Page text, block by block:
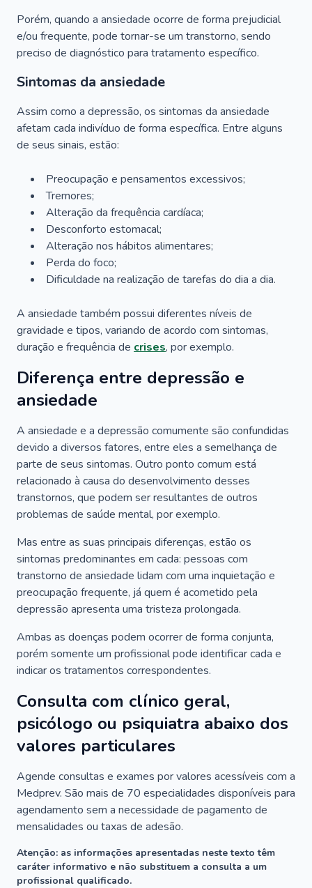
Porém, quando a ansiedade ocorre de forma prejudicial
e/ou frequente, pode tornar-se um transtorno, sendo
preciso de diagnóstico para tratamento específico.
Sintomas da ansiedade
Assim como a depressão, os sintomas da ansiedade
afetam cada indivíduo de forma específica. Entre alguns
de seus sinais, estão:
Preocupação e pensamentos excessivos;
Tremores;
Alteração da frequência cardíaca;
Desconforto estomacal;
Alteração nos hábitos alimentares;
Perda do foco;
Dificuldade na realização de tarefas do dia a dia.
A ansiedade também possui diferentes níveis de
gravidade e tipos, variando de acordo com sintomas,
duração e frequência de crises, por exemplo.
Diferença entre depressão e
ansiedade
A ansiedade e a depressão comumente são confundidas
devido a diversos fatores, entre eles a semelhança de
parte de seus sintomas. Outro ponto comum está
relacionado à causa do desenvolvimento desses
transtornos, que podem ser resultantes de outros
problemas de saúde mental, por exemplo.
Mas entre as suas principais diferenças, estão os
sintomas predominantes em cada: pessoas com
transtorno de ansiedade lidam com uma inquietação e
preocupação frequente, já quem é acometido pela
depressão apresenta uma tristeza prolongada.
Ambas as doenças podem ocorrer de forma conjunta,
porém somente um profissional pode identificar cada e
indicar os tratamentos correspondentes.
Consulta com clínico geral,
psicólogo ou psiquiatra abaixo dos
valores particulares
Agende consultas e exames por valores acessíveis com a
Medprev. São mais de 70 especialidades disponíveis para
agendamento sem a necessidade de pagamento de
mensalidades ou taxas de adesão.
Atenção: as informações apresentadas neste texto têm
caráter informativo e não substituem a consulta a um
profissional qualificado.